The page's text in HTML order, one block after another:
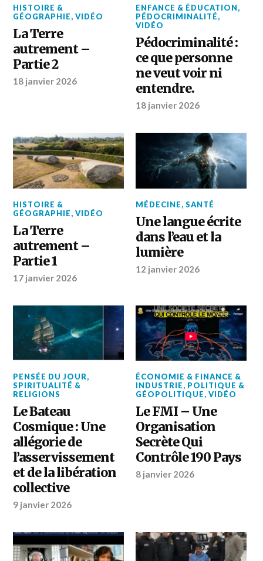
HISTOIRE &
GÉOGRAPHIE,VIDÉO
La Terre
autrement –
Partie 2
18 janvier 2026
ENFANCE & ÉDUCATION,
PÉDOCRIMINALITÉ,
VIDÉO
Pédocriminalité :
ce que personne
ne veut voir ni
entendre.
18 janvier 2026
HISTOIRE &
GÉOGRAPHIE,VIDÉO
La Terre
autrement –
Partie 1
17 janvier 2026
MÉDECINE,SANTÉ
Une langue écrite
dans l’eau et la
lumière
12 janvier 2026
PENSÉE DU JOUR,
SPIRITUALITÉ &
RELIGIONS
Le Bateau
Cosmique : Une
allégorie de
l’asservissement
et de la libération
collective
9 janvier 2026
ÉCONOMIE & FINANCE &
INDUSTRIE, POLITIQUE &
GÉOPOLITIQUE,VIDÉO
Le FMI – Une
Organisation
Secrète Qui
Contrôle 190 Pays
8 janvier 2026